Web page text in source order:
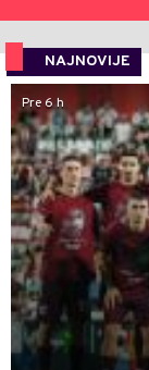
NAJNOVIJE
Pre 6 h